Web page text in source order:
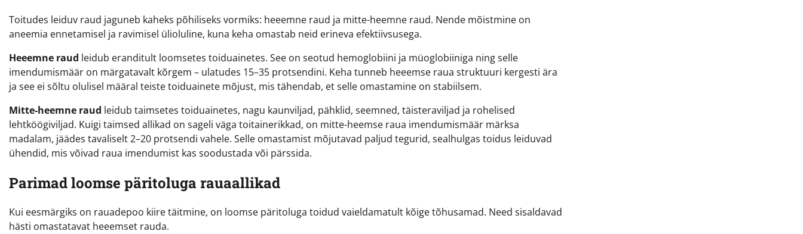
Toitudes leiduv raud jaguneb kaheks põhiliseks vormiks: heeemne raud ja mitte-heemne raud. Nende mõistmine on
aneemia ennetamisel ja ravimisel ülioluline, kuna keha omastab neid erineva efektiivsusega.
Heeemne raud leidub eranditult loomsetes toiduainetes. See on seotud hemoglobiini ja müoglobiiniga ning selle
imendumismäär on märgatavalt kõrgem – ulatudes 15–35 protsendini. Keha tunneb heeemse raua struktuuri kergesti ära
ja see ei sõltu olulisel määral teiste toiduainete mõjust, mis tähendab, et selle omastamine on stabiilsem.
Mitte-heemne raud leidub taimsetes toiduainetes, nagu kaunviljad, pähklid, seemned, täisteraviljad ja rohelised
lehtköögiviljad. Kuigi taimsed allikad on sageli väga toitainerikkad, on mitte-heemse raua imendumismäär märksa
madalam, jäädes tavaliselt 2–20 protsendi vahele. Selle omastamist mõjutavad paljud tegurid, sealhulgas toidus leiduvad
ühendid, mis võivad raua imendumist kas soodustada või pärssida.
Parimad loomse päritoluga rauaallikad
Kui eesmärgiks on rauadepoo kiire täitmine, on loomse päritoluga toidud vaieldamatult kõige tõhusamad. Need sisaldavad
hästi omastatavat heeemset rauda.